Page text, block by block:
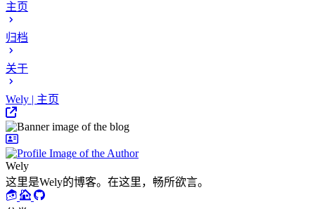
主页
归档
关于
Wely | 主页
Wely
这里是Wely的博客。在这里，畅所欲言。